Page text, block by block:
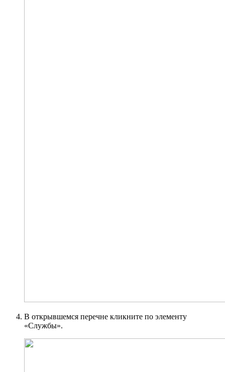
В открывшемся перечне кликните по элементу
«Службы».